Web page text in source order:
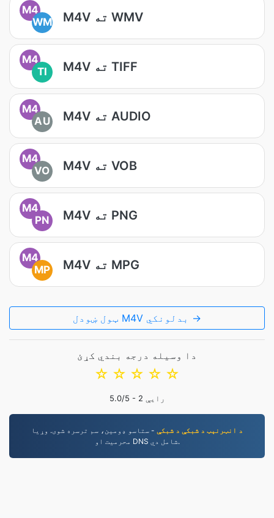
M4
WM
M4V ته WMV
M4
TI
M4V ته TIFF
M4
AU
M4V ته AUDIO
M4
VO
M4V ته VOB
M4
PN
M4V ته PNG
M4
MP
M4V ته MPG
ټول ښودل M4V بدلونکي →
دا وسیله درجه بندي کړئ
☆
☆
☆
☆
☆
5.0/5 - 2 رایې
د انټرنېټ د شبکې د شبکې - ستاسو ډومین، سم ترسره شوی. وړیا
محرمیت او DNS شامل دي.